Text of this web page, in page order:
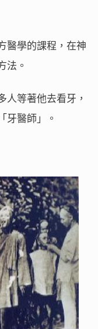
醫學的課程，在神
法。
人等著他去看牙，
牙醫師」。